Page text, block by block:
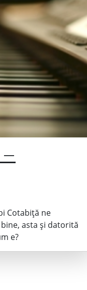
–
Cotabiță ne
asta și datorită
e?